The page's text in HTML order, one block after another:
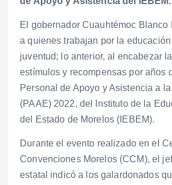
El gobernador Cuauhtémoc Blanco
a quienes trabajan por la
juventud; lo anterior, al encabezar
estímulos y recompensas por años
Personal de Apoyo y Asistencia a
(PAAE) 2022, del Instituto de la
del Estado de Morelos (IEBEM).
Durante el evento realizado en el
Convenciones Morelos (CCM), el
estatal indicó a los galardonados